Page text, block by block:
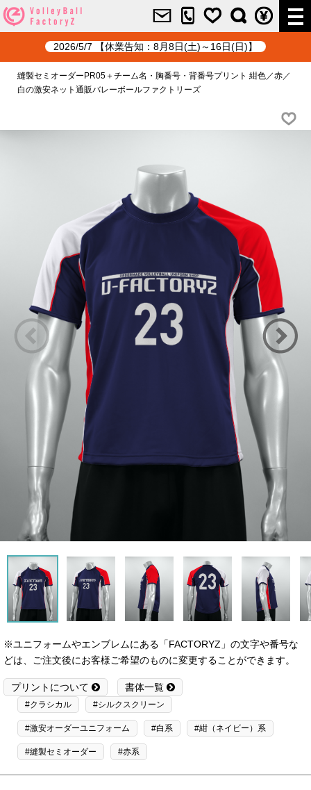
2026/5/7 【休業告知：8月8日(土)～16日(日)】
縫製セミオーダーPR05＋チーム名・胸番号・背番号プリント 紺色／赤／
白の激安ネット通販バレーボールファクトリーズ
※ユニフォームやエンブレムにある「FACTORYZ」の文字や番号な
どは、ご注文後にお客様ご希望のものに変更することができます。
プリントについて 書体一覧
#クラシカル #シルクスクリーン
#激安オーダーユニフォーム #白系 #紺（ネイビー）系
#縫製セミオーダー #赤系